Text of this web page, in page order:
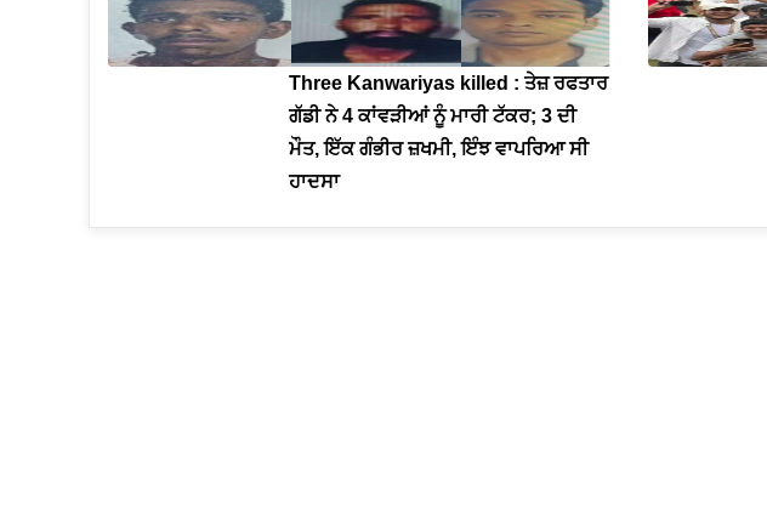
Three Kanwariyas killed : ਤੇਜ਼ ਰਫਤਾਰ
ਗੱਡੀ ਨੇ 4 ਕਾਂਵੜੀਆਂ ਨੂੰ ਮਾਰੀ ਟੱਕਰ; 3 ਦੀ
ਮੌਤ, ਇੱਕ ਗੰਭੀਰ ਜ਼ਖਮੀ, ਇੰਝ ਵਾਪਰਿਆ ਸੀ
ਹਾਦਸਾ